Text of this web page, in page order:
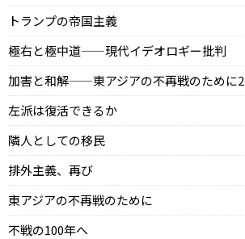
トランプの帝国主義
極右と極中道——現代イデオロギー批判
加害と和解——東アジアの不再戦のために2
左派は復活できるか
隣人としての移民
排外主義、再び
東アジアの不再戦のために
不戦の100年へ